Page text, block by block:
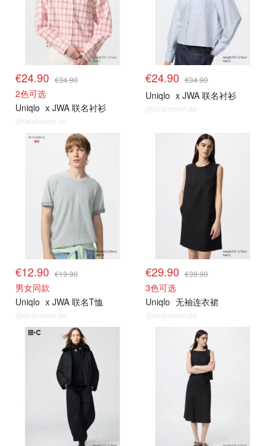
€24.90 €34.90
2色可选
Uniqlo x JWA 联名衬衫
@dealmoon.de
€24.90 €34.90
Uniqlo x JWA 联名衬衫
@dealmoon.de
其他精选
€12.90 €19.90
男女同款
Uniqlo x JWA 联名T恤
@dealmoon.de
€29.90 €39.90
3色可选
Uniqlo 无袖连衣裙
@dealmoon.de
其他精选